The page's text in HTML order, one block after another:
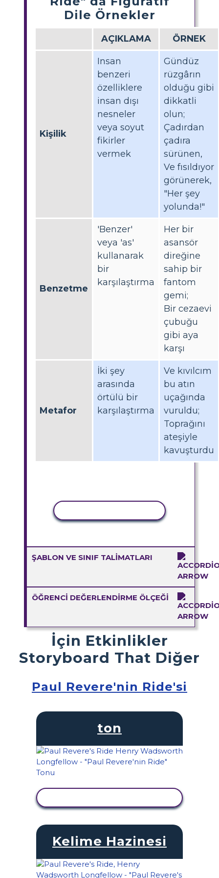
Dile Örnekler
AÇIKLAMA ÖRNEK
Kişilik
Insan
benzeri
özelliklere
insan dışı
nesneler
veya soyut
fikirler
vermek
Gündüz
rüzgârın
olduğu gibi
dikkatli
olun;
Çadırdan
çadıra
sürünen,
Ve fısıldıyor
görünerek,
"Her şey
yolunda!"
Benzetme
'Benzer'
veya 'as'
kullanarak
bir
karşılaştırma
Her bir
asansör
direğine
sahip bir
fantom
gemi;
Bir cezaevi
çubuğu
gibi aya
karşı
Metafor
İki şey
arasında
örtülü bir
karşılaştırma
Ve kıvılcım
bu atın
uçağında
vuruldu;
Toprağını
ateşiyle
kavuşturdu
ŞABLON VE SINIF TALIMATLARI
ÖĞRENCI DEĞERLENDIRME ÖLÇEĞI
İçin Etkinlikler
Storyboard That Diğer
Paul Revere'nin Ride'si
ton
Kelime Hazinesi